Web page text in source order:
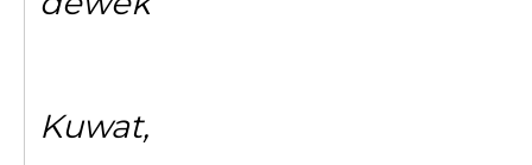
Kuwat,